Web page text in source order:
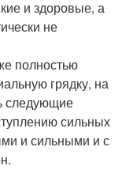
и здоровые, а
не
полностью
грядку, на
следующие
сильных
и сильными и с